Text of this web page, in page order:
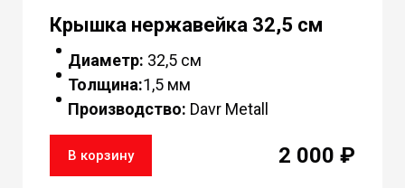
Крышка нержавейка 32,5 см
Диаметр: 32,5 см
Толщина:1,5 мм
Производство: Davr Metall
В корзину 2 000 ₽